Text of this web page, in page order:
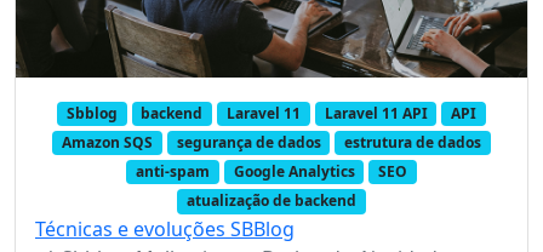
Sbblog backend Laravel 11 Laravel 11 API
API
Amazon SQS
segurança de dados
estrutura de dados
anti-spam
Google Analytics
SEO
atualização de backend
Técnicas e evoluções SBBlog